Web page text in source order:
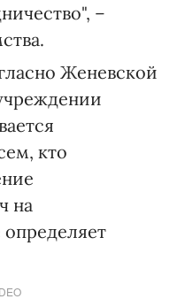
–
Женевской
кто
на